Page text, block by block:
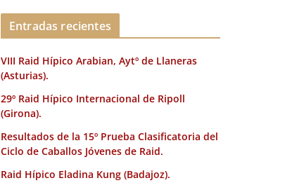
Entradas recientes
VIII Raid Hípico Arabian, Aytº de Llaneras
(Asturias).
29º Raid Hípico Internacional de Ripoll
(Girona).
Resultados de la 15º Prueba Clasificatoria del
Ciclo de Caballos Jóvenes de Raid.
Raid Hípico Eladina Kung (Badajoz).